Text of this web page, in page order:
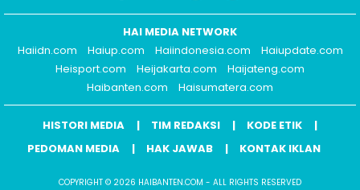
HAI MEDIA NETWORK
Haiidn.com
Haiup.com Haiindonesia.com
Haiupdate.com
Heisport.com
Heijakarta.com
Haijateng.com
Haibanten.com
Haisumatera.com
HISTORI MEDIA TIM REDAKSI
KODE ETIK
PEDOMAN MEDIA
HAK JAWAB KONTAK IKLAN
COPYRIGHT © 2026 HAIBANTEN.COM - ALL RIGHTS RESERVED